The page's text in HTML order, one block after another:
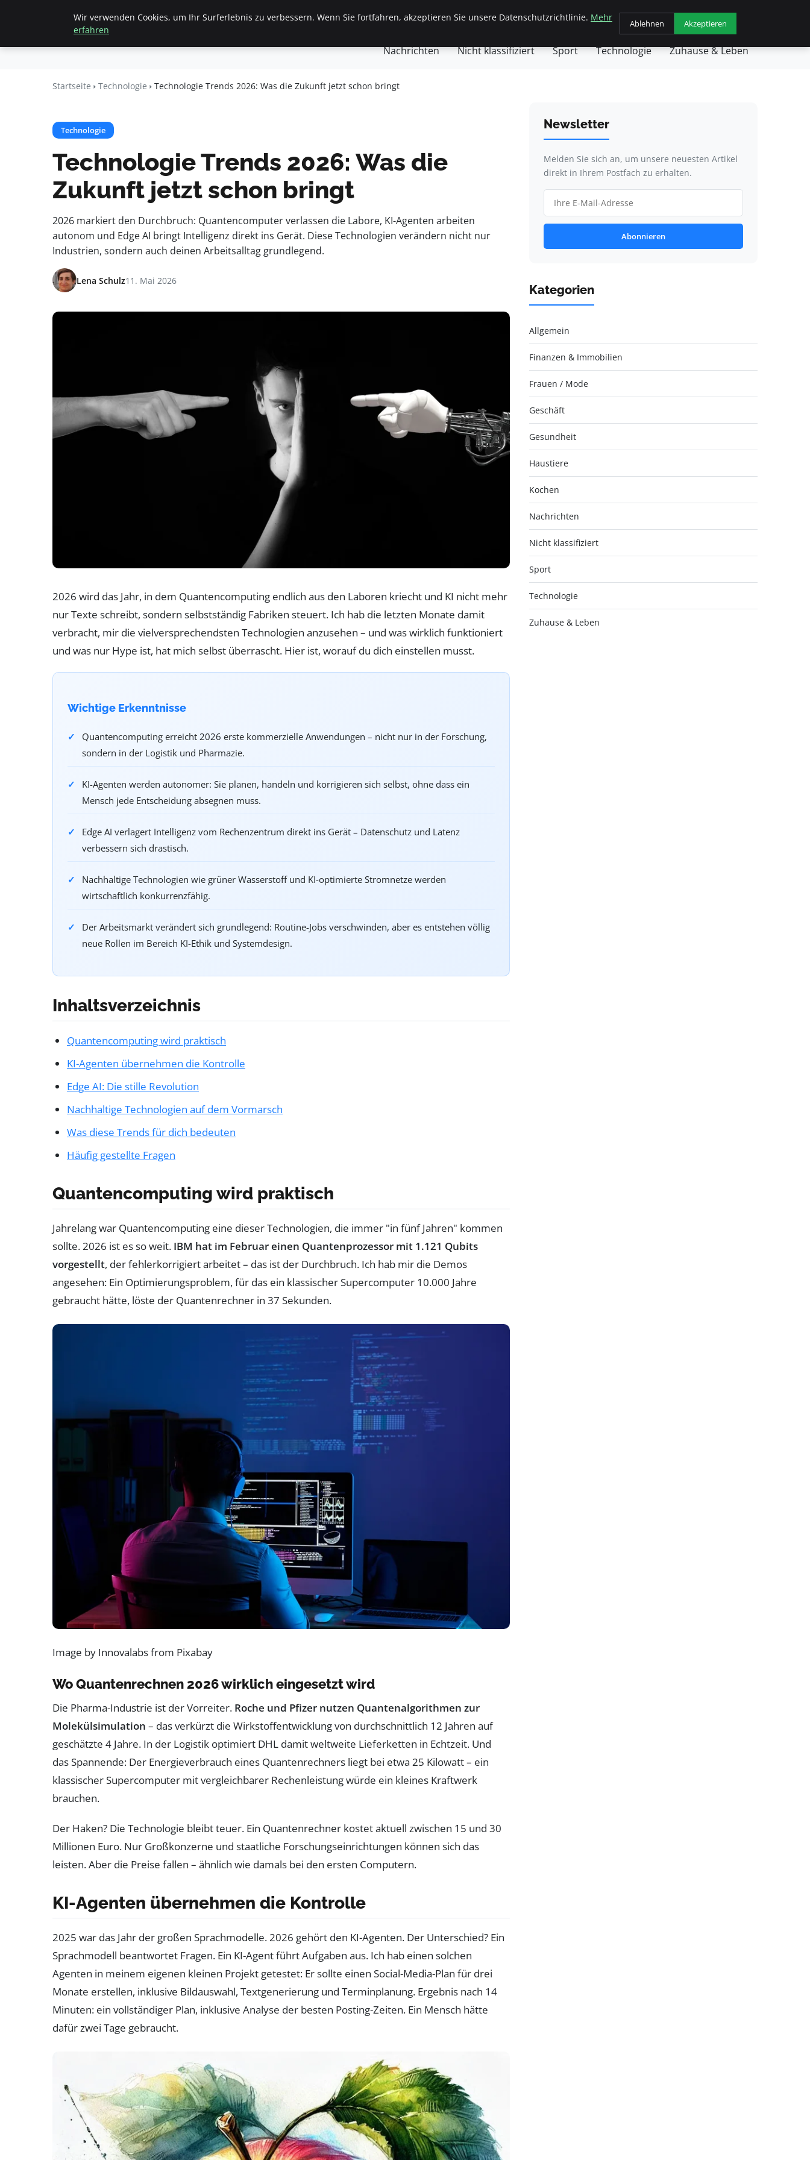
Beyond
Startseite Allgemein Finanzen & Immobilien Frauen / Mode Geschäft Gesundheit Haustiere Kochen
Nachrichten Nicht klassifiziert Sport Technologie Zuhause & Leben
Startseite Technologie Technologie Trends 2026: Was die Zukunft jetzt schon bringt
Technologie
Technologie Trends 2026: Was die
Zukunft jetzt schon bringt
2026 markiert den Durchbruch: Quantencomputer verlassen die Labore, KI-Agenten arbeiten
autonom und Edge AI bringt Intelligenz direkt ins Gerät. Diese Technologien verändern nicht nur
Industrien, sondern auch deinen Arbeitsalltag grundlegend.
Lena Schulz11. Mai 2026
2026 wird das Jahr, in dem Quantencomputing endlich aus den Laboren kriecht und KI nicht mehr
nur Texte schreibt, sondern selbstständig Fabriken steuert. Ich hab die letzten Monate damit
verbracht, mir die vielversprechendsten Technologien anzusehen – und was wirklich funktioniert
und was nur Hype ist, hat mich selbst überrascht. Hier ist, worauf du dich einstellen musst.
Wichtige Erkenntnisse
Quantencomputing erreicht 2026 erste kommerzielle Anwendungen – nicht nur in der Forschung,
sondern in der Logistik und Pharmazie.
KI-Agenten werden autonomer: Sie planen, handeln und korrigieren sich selbst, ohne dass ein
Mensch jede Entscheidung absegnen muss.
Edge AI verlagert Intelligenz vom Rechenzentrum direkt ins Gerät – Datenschutz und Latenz
verbessern sich drastisch.
Nachhaltige Technologien wie grüner Wasserstoff und KI-optimierte Stromnetze werden
wirtschaftlich konkurrenzfähig.
Der Arbeitsmarkt verändert sich grundlegend: Routine-Jobs verschwinden, aber es entstehen völlig
neue Rollen im Bereich KI-Ethik und Systemdesign.
Inhaltsverzeichnis
Quantencomputing wird praktisch
KI-Agenten übernehmen die Kontrolle
Edge AI: Die stille Revolution
Nachhaltige Technologien auf dem Vormarsch
Was diese Trends für dich bedeuten
Häufig gestellte Fragen
Quantencomputing wird praktisch
Jahrelang war Quantencomputing eine dieser Technologien, die immer "in fünf Jahren" kommen
sollte. 2026 ist es so weit. IBM hat im Februar einen Quantenprozessor mit 1.121 Qubits
vorgestellt, der fehlerkorrigiert arbeitet – das ist der Durchbruch. Ich hab mir die Demos
angesehen: Ein Optimierungsproblem, für das ein klassischer Supercomputer 10.000 Jahre
gebraucht hätte, löste der Quantenrechner in 37 Sekunden.
Image by Innovalabs from Pixabay
Wo Quantenrechnen 2026 wirklich eingesetzt wird
Die Pharma-Industrie ist der Vorreiter. Roche und Pfizer nutzen Quantenalgorithmen zur
Molekülsimulation – das verkürzt die Wirkstoffentwicklung von durchschnittlich 12 Jahren auf
geschätzte 4 Jahre. In der Logistik optimiert DHL damit weltweite Lieferketten in Echtzeit. Und
das Spannende: Der Energieverbrauch eines Quantenrechners liegt bei etwa 25 Kilowatt – ein
klassischer Supercomputer mit vergleichbarer Rechenleistung würde ein kleines Kraftwerk
brauchen.
Der Haken? Die Technologie bleibt teuer. Ein Quantenrechner kostet aktuell zwischen 15 und 30
Millionen Euro. Nur Großkonzerne und staatliche Forschungseinrichtungen können sich das
leisten. Aber die Preise fallen – ähnlich wie damals bei den ersten Computern.
KI-Agenten übernehmen die Kontrolle
2025 war das Jahr der großen Sprachmodelle. 2026 gehört den KI-Agenten. Der Unterschied? Ein
Sprachmodell beantwortet Fragen. Ein KI-Agent führt Aufgaben aus. Ich hab einen solchen
Agenten in meinem eigenen kleinen Projekt getestet: Er sollte einen Social-Media-Plan für drei
Monate erstellen, inklusive Bildauswahl, Textgenerierung und Terminplanung. Ergebnis nach 14
Minuten: ein vollständiger Plan, inklusive Analyse der besten Posting-Zeiten. Ein Mensch hätte
dafür zwei Tage gebraucht.
Newsletter
Melden Sie sich an, um unsere neuesten Artikel
direkt in Ihrem Postfach zu erhalten.
Abonnieren
Kategorien
Allgemein
Finanzen & Immobilien
Frauen / Mode
Geschäft
Gesundheit
Haustiere
Kochen
Nachrichten
Nicht klassifiziert
Sport
Technologie
Zuhause & Leben
Wir verwenden Cookies, um Ihr Surferlebnis zu verbessern. Wenn Sie fortfahren, akzeptieren Sie unsere Datenschutzrichtlinie. Mehr
erfahren
Ablehnen Akzeptieren